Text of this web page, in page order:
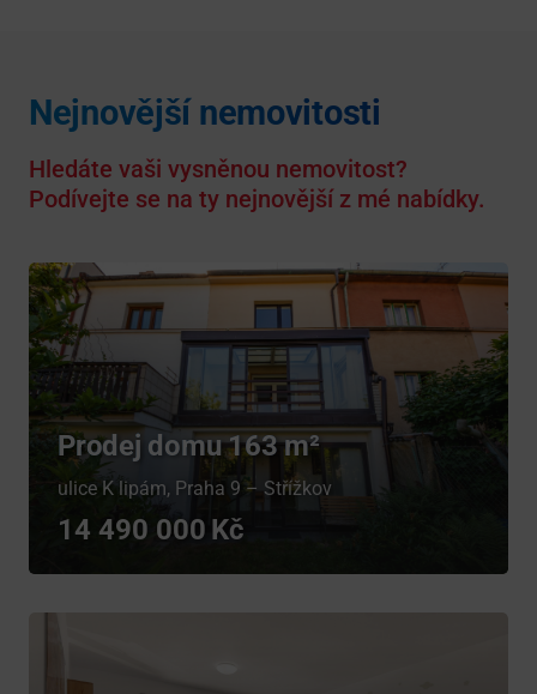
Nejnovější nemovitosti
Hledáte vaši vysněnou nemovitost?
Podívejte se na ty nejnovější z mé nabídky.
Prodej domu 163 m²
ulice K lipám, Praha 9 – Střížkov
14 490 000